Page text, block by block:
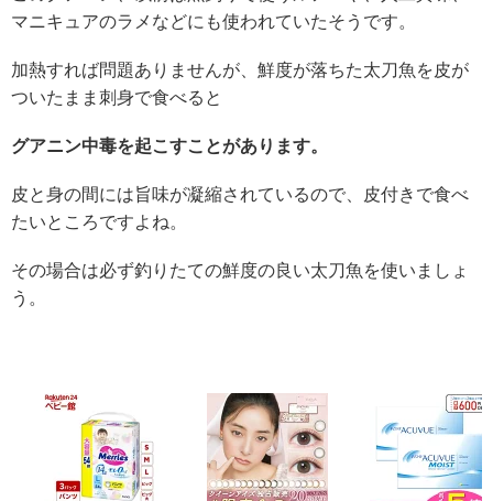
マニキュアのラメなどにも使われていたそうです。
加熱すれば問題ありませんが、鮮度が落ちた太刀魚を皮が
ついたまま刺身で食べると
グアニン中毒を起こすことがあります。
皮と身の間には旨味が凝縮されているので、皮付きで食べ
たいところですよね。
その場合は必ず釣りたての鮮度の良い太刀魚を使いましょ
う。